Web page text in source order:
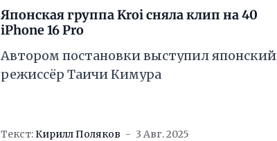
Японская группа Kroi сняла клип на 40
iPhone 16 Pro
Автором постановки выступил японский
режиссёр Таичи Кимура
Текст: Кирилл Поляков 3 Авг. 2025